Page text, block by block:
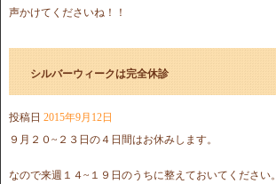
声かけてくださいね！！
シルバーウィークは完全休診
投稿日 2015年9月12日
９月２０~２３日の４日間はお休みします。
なので来週１４~１９日のうちに整えておいてください。